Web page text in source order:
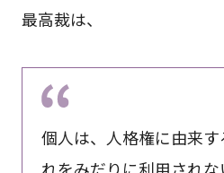
最高裁は、
個人は、人格権に由来す
れをみだりに利用され